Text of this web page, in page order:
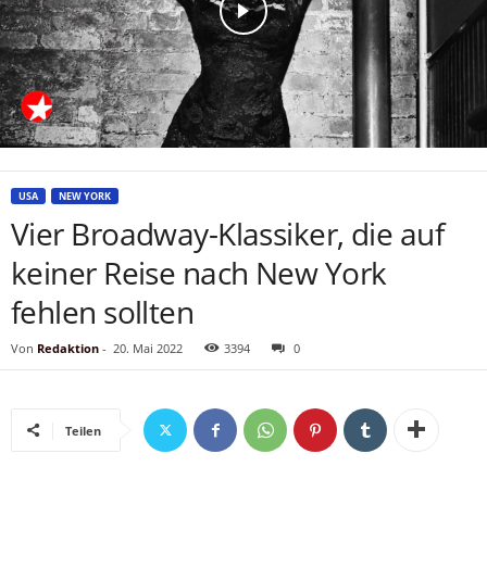
USA NEW YORK
Vier Broadway-Klassiker, die auf
keiner Reise nach New York
fehlen sollten
Von Redaktion - 20. Mai 2022 3394 0
Teilen